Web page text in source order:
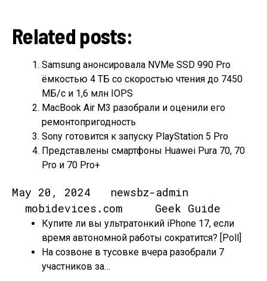
Related posts:
Samsung анонсировала NVMe SSD 990 Pro
ёмкостью 4 ТБ со скоростью чтения до 7450
МБ/с и 1,6 млн IOPS
MacBook Air M3 разобрали и оценили его
ремонтопригодность
Sony готовится к запуску PlayStation 5 Pro
Представлены смартфоны Huawei Pura 70, 70
Pro и 70 Pro+
May 20, 2024 newsbz-admin
mobidevices.com Geek Guide
Купите ли вы ультратонкий iPhone 17, если
время автономной работы сократится? [Poll]
На созвоне в тусовке вчера разобрали 7
участников за…